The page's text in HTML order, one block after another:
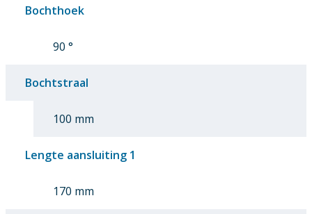
Bochthoek
90 °
Bochtstraal
100 mm
Lengte aansluiting 1
170 mm